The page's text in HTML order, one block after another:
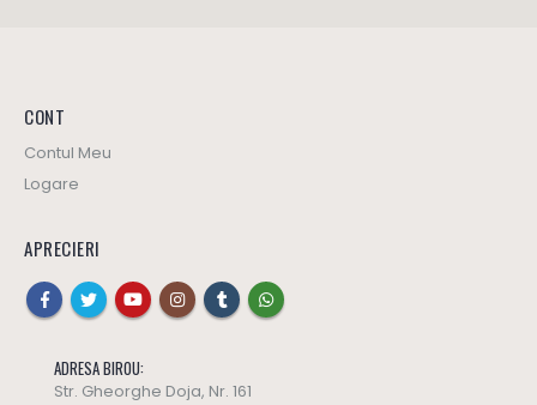
CONT
Contul Meu
Logare
APRECIERI
ADRESA BIROU:
Str. Gheorghe Doja, Nr. 161